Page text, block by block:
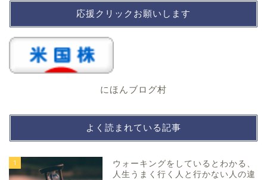
応援クリックお願いします
にほんブログ村
よく読まれている記事
1
ウォーキングをしているとわかる、
人生うまく行く人と行かない人の違